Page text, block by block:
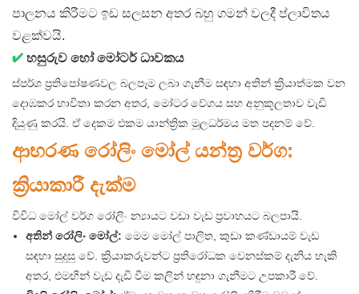
පාලනය කිරීමට ඉඩ සලසන අතර බහු ගමන් වලදී ප්ලාවිතය
වළක්වයි.
✔ හසුරුව හෝ මෝටර් ධාවකය
ස්පර්ශ ප්‍රතිපෝෂණවල බලපෑම ලබා ගැනීම සඳහා අතින් ක්‍රියාත්මක වන
දොඹකර භාවිතා කරන අතර, මෝටර වේගය සහ අනුකූලතාව වැඩි
දියුණු කරයි. ඒ දෙකම එකම යාන්ත්‍රික මූලධර්මය මත පදනම් වේ.
ආභරණ රෝලිං මෝල් යන්ත්‍ර වර්ග:
ක්‍රියාකාරී දැක්ම
විවිධ මෝල් වර්ග රෝලිං න්‍යායට වඩා වැඩ ප්‍රවාහයට බලපායි.
අතින් රෝලිං මෝල්: මෙම මෝල් පාලිත, කුඩා කණ්ඩායම් වැඩ
සඳහා සුදුසු වේ. ක්‍රියාකරුවන්ට ප්‍රතිරෝධක වෙනස්කම් දැනිය හැකි
අතර, එමඟින් වැඩ දැඩි වීම කලින් හඳුනා ගැනීමට උපකාරී වේ.